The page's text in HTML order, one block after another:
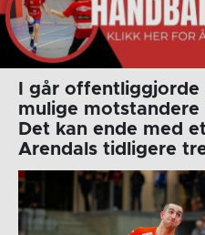
I går offentliggjorde
mulige motstandere
Det kan ende med
Arendals tidligere